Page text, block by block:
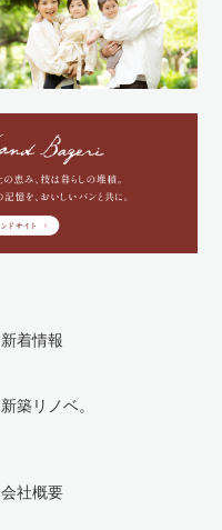
新着情報
新築リノベ。
会社概要